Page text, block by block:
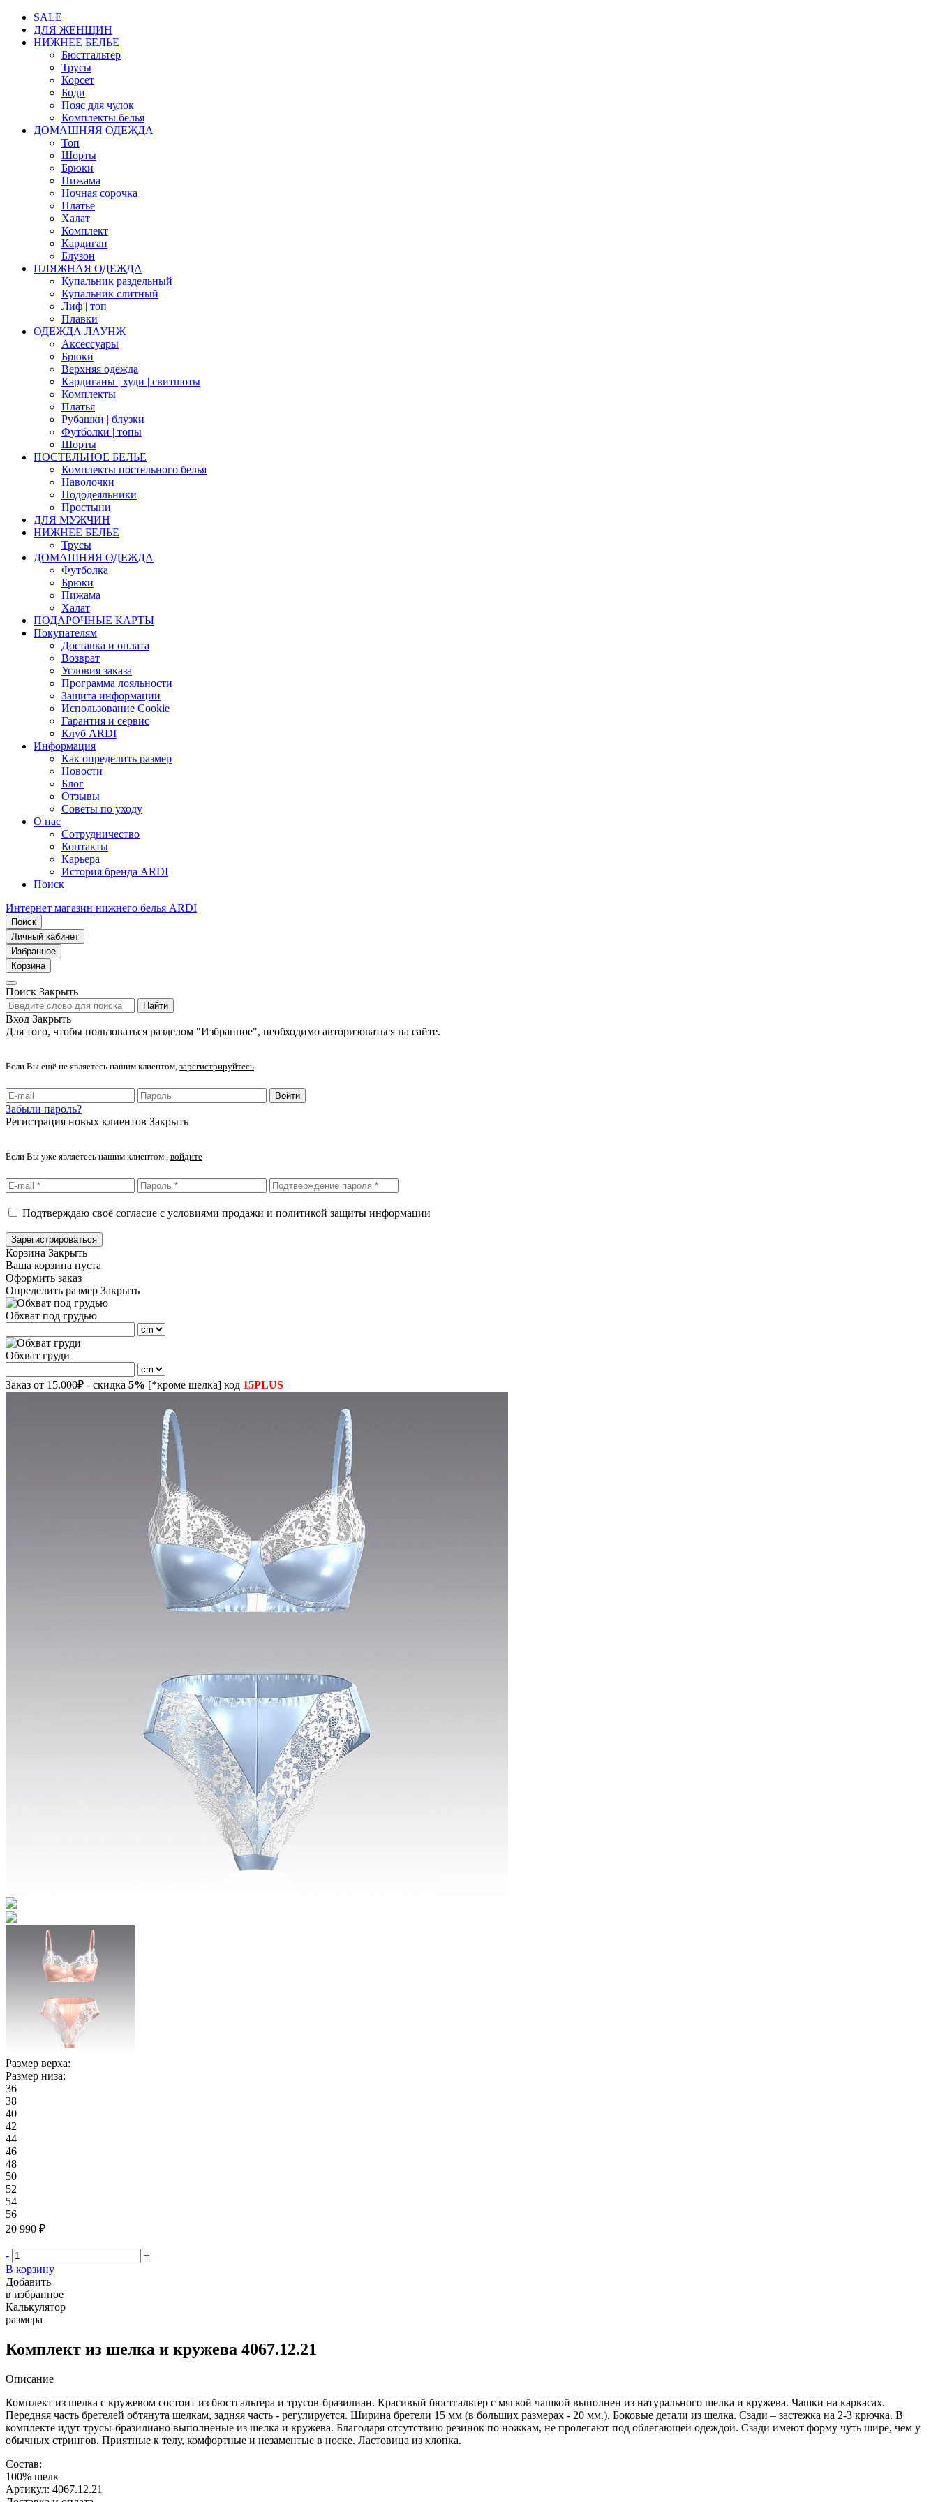
SALE
ДЛЯ ЖЕНЩИН
НИЖНЕЕ БЕЛЬЕ
Бюстгальтер
Трусы
Корсет
Боди
Пояс для чулок
Комплекты белья
ДОМАШНЯЯ ОДЕЖДА
Топ
Шорты
Брюки
Пижама
Ночная сорочка
Платье
Халат
Комплект
Кардиган
Блузон
ПЛЯЖНАЯ ОДЕЖДА
Купальник раздельный
Купальник слитный
Лиф | топ
Плавки
ОДЕЖДА ЛАУНЖ
Аксессуары
Брюки
Верхняя одежда
Кардиганы | худи | свитшоты
Комплекты
Платья
Рубашки | блузки
Футболки | топы
Шорты
ПОСТЕЛЬНОЕ БЕЛЬЕ
Комплекты постельного белья
Наволочки
Пододеяльники
Простыни
ДЛЯ МУЖЧИН
НИЖНЕЕ БЕЛЬЕ
Трусы
ДОМАШНЯЯ ОДЕЖДА
Футболка
Брюки
Пижама
Халат
ПОДАРОЧНЫЕ КАРТЫ
Покупателям
Доставка и оплата
Возврат
Условия заказа
Программа лояльности
Защита информации
Использование Cookie
Гарантия и сервис
Клуб ARDI
Информация
Как определить размер
Новости
Блог
Отзывы
Советы по уходу
О нас
Сотрудничество
Контакты
Карьера
История бренда ARDI
Поиск
Интернет магазин нижнего белья ARDI
Поиск
Личный кабинет
Избранное
Корзина
Поиск Закрыть
Найти
Вход Закрыть
Для того, чтобы пользоваться разделом "Избранное", необходимо авторизоваться на сайте.
Если Вы ещё не являетесь нашим клиентом, зарегистрируйтесь
Войти
Забыли пароль?
Регистрация новых клиентов Закрыть
Если Вы уже являетесь нашим клиентом , войдите
Подтверждаю своё согласие с условиями продажи и политикой защиты информации
Зарегистрироваться
Корзина Закрыть
Ваша корзина пуста
Оформить заказ
Определить размер Закрыть
Обхват под грудью
Обхват груди
Заказ от 15.000₽ - скидка 5% [*кроме шелка] код 15PLUS
Размер верха:
Размер низа:
36
38
40
42
44
46
48
50
52
54
56
20 990 ₽
-
+
В корзину
Добавить
в избранное
Калькулятор
размера
Комплект из шелка и кружева 4067.12.21
Описание
Комплект из шелка с кружевом состоит из бюстгальтера и трусов-бразилиан. Красивый бюстгальтер с мягкой чашкой выполнен из натурального шелка и кружева. Чашки на каркасах.
Передняя часть бретелей обтянута шелкам, задняя часть - регулируется. Ширина бретели 15 мм (в больших размерах - 20 мм.). Боковые детали из шелка. Сзади – застежка на 2-3 крючка. В
комплекте идут трусы-бразилиано выполненые из шелка и кружева. Благодаря отсутствию резинок по ножкам, не пролегают под облегающей одеждой. Сзади имеют форму чуть шире, чем у
обычных стрингов. Приятные к телу, комфортные и незаментые в носке. Ластовица из хлопка.
Состав:
100% шелк
Артикул: 4067.12.21